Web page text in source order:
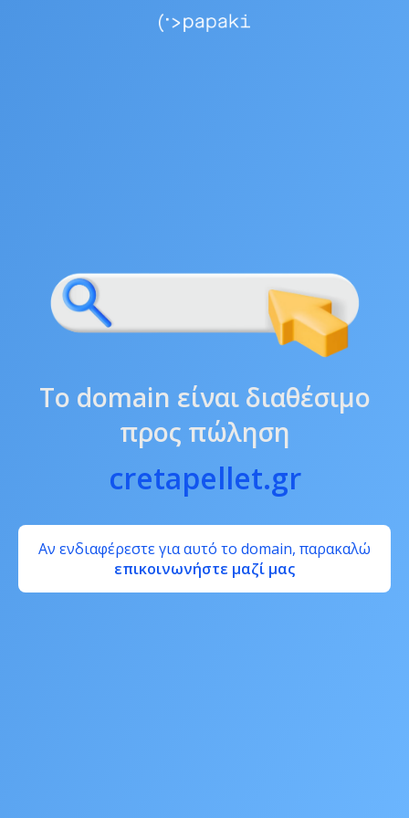
Το domain είναι διαθέσιμο
προς πώληση
cretapellet.gr
Αν ενδιαφέρεστε για αυτό το domain, παρακαλώ
επικοινωνήστε μαζί μας